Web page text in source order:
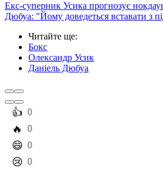
Екс-суперник Усика прогнозує
Дюбуа: "Йому доведеться вставати з
Читайте ще:
Бокс
Олександр Усик
Даніель Дюбуа
️👍 0
️🔥 0
️😄 0
️😢 0